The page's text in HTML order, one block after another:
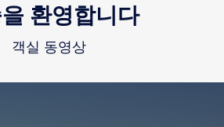
환영합니다
객실 동영상